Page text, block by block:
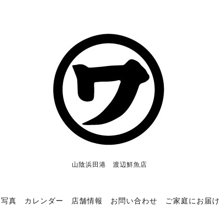
山陰浜田港 渡辺鮮魚店
写真 カレンダー 店舗情報 お問い合わせ ご家庭にお届け